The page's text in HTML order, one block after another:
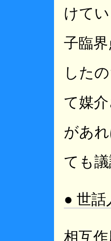
けて
子臨
した
て媒
があ
ても議
● 世話
相互